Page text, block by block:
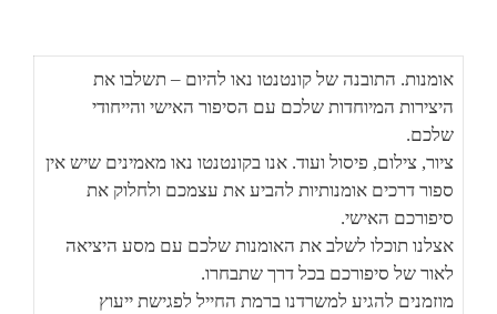
אומנות. התובנה של קונטנטו נאו להיום – תשלבו את
היצירות המיוחדות שלכם עם הסיפור האישי והייחודי
שלכם.
ציור, צילום, פיסול ועוד. אנו בקונטנטו נאו מאמינים שיש אין
ספור דרכים אומנותיות להביע את עצמכם ולחלוק את
סיפורכם האישי.
אצלנו תוכלו לשלב את האומנות שלכם עם מסע היציאה
לאור של סיפורכם בכל דרך שתבחרו.
מוזמנים להגיע למשרדנו ברמת החייל לפגישת ייעוץ